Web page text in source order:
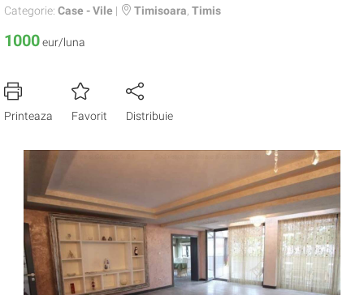
Categorie: Case - Vile | Timisoara Timis
1000eur/luna
Printeaza Favorit Distribuie